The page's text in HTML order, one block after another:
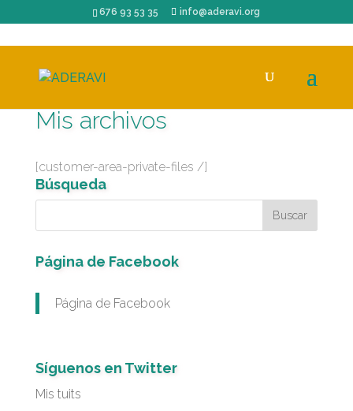
676 93 53 35 info@aderavi.org
Mis archivos
[customer-area-private-files /]
Búsqueda
Página de Facebook
Página de Facebook
Síguenos en Twitter
Mis tuits